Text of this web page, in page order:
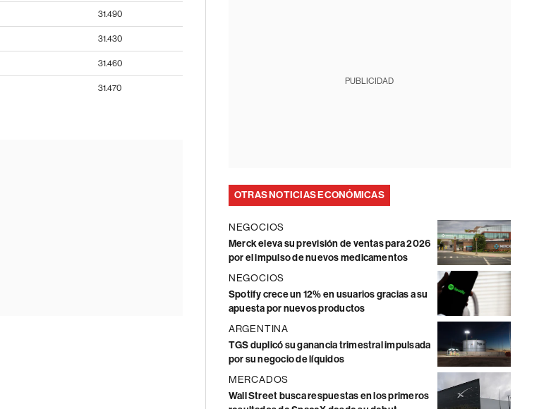
31.490
31.430
31.460
31.470
PUBLICIDAD
OTRAS NOTICIAS ECONÓMICAS
NEGOCIOS
Merck eleva su previsión de ventas para 2026
por el impulso de nuevos medicamentos
NEGOCIOS
Spotify crece un 12% en usuarios gracias a su
apuesta por nuevos productos
ARGENTINA
TGS duplicó su ganancia trimestral impulsada
por su negocio de líquidos
MERCADOS
Wall Street busca respuestas en los primeros